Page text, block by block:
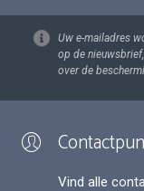
Uw e-mailadres
op de
over de
Vind alle